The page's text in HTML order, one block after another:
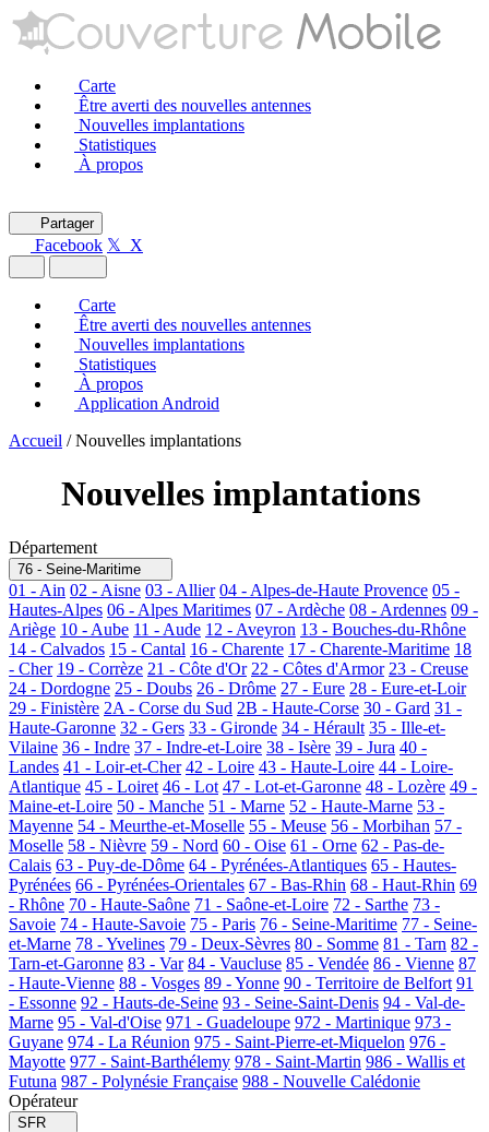
Carte
Être averti des nouvelles antennes
Nouvelles implantations
Statistiques
À propos
Partager
Facebook 𝕏 X
Carte
Être averti des nouvelles antennes
Nouvelles implantations
Statistiques
À propos
Application Android
Accueil / Nouvelles implantations
Nouvelles implantations
Département
76 - Seine-Maritime
01 - Ain 02 - Aisne 03 - Allier 04 - Alpes-de-Haute Provence 05 -
Hautes-Alpes 06 - Alpes Maritimes 07 - Ardèche 08 - Ardennes 09 -
Ariège 10 - Aube 11 - Aude 12 - Aveyron 13 - Bouches-du-Rhône
14 - Calvados 15 - Cantal 16 - Charente 17 - Charente-Maritime 18
- Cher 19 - Corrèze 21 - Côte d'Or 22 - Côtes d'Armor 23 - Creuse
24 - Dordogne 25 - Doubs 26 - Drôme 27 - Eure 28 - Eure-et-Loir
29 - Finistère 2A - Corse du Sud 2B - Haute-Corse 30 - Gard 31 -
Haute-Garonne 32 - Gers 33 - Gironde 34 - Hérault 35 - Ille-et-
Vilaine 36 - Indre 37 - Indre-et-Loire 38 - Isère 39 - Jura 40 -
Landes 41 - Loir-et-Cher 42 - Loire 43 - Haute-Loire 44 - Loire-
Atlantique 45 - Loiret 46 - Lot 47 - Lot-et-Garonne 48 - Lozère 49 -
Maine-et-Loire 50 - Manche 51 - Marne 52 - Haute-Marne 53 -
Mayenne 54 - Meurthe-et-Moselle 55 - Meuse 56 - Morbihan 57 -
Moselle 58 - Nièvre 59 - Nord 60 - Oise 61 - Orne 62 - Pas-de-
Calais 63 - Puy-de-Dôme 64 - Pyrénées-Atlantiques 65 - Hautes-
Pyrénées 66 - Pyrénées-Orientales 67 - Bas-Rhin 68 - Haut-Rhin 69
- Rhône 70 - Haute-Saône 71 - Saône-et-Loire 72 - Sarthe 73 -
Savoie 74 - Haute-Savoie 75 - Paris 76 - Seine-Maritime 77 - Seine-
et-Marne 78 - Yvelines 79 - Deux-Sèvres 80 - Somme 81 - Tarn 82 -
Tarn-et-Garonne 83 - Var 84 - Vaucluse 85 - Vendée 86 - Vienne 87
- Haute-Vienne 88 - Vosges 89 - Yonne 90 - Territoire de Belfort 91
- Essonne 92 - Hauts-de-Seine 93 - Seine-Saint-Denis 94 - Val-de-
Marne 95 - Val-d'Oise 971 - Guadeloupe 972 - Martinique 973 -
Guyane 974 - La Réunion 975 - Saint-Pierre-et-Miquelon 976 -
Mayotte 977 - Saint-Barthélemy 978 - Saint-Martin 986 - Wallis et
Futuna 987 - Polynésie Française 988 - Nouvelle Calédonie
Opérateur
SFR